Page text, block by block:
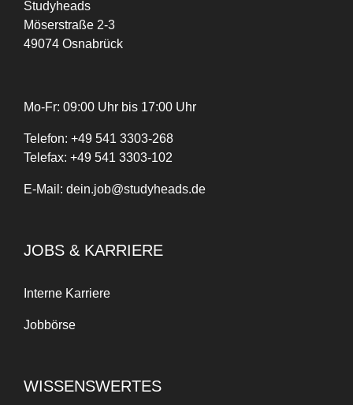
Studyheads
Möserstraße 2-3
49074 Osnabrück
Mo-Fr: 09:00 Uhr bis 17:00 Uhr
Telefon: +49 541 3303-268
Telefax: +49 541 3303-102
E-Mail: dein.job@studyheads.de
JOBS & KARRIERE
Interne Karriere
Jobbörse
WISSENSWERTES